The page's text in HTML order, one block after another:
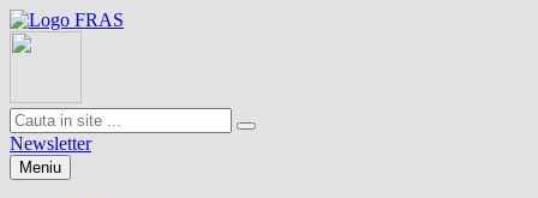
Newsletter
Meniu